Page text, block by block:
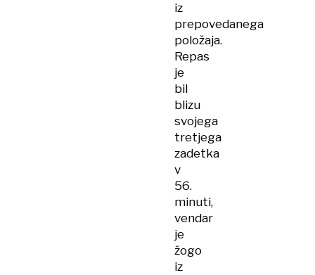
iz
prepovedanega
položaja.
Repas
je
bil
blizu
svojega
tretjega
zadetka
v
56.
minuti,
vendar
je
žogo
iz